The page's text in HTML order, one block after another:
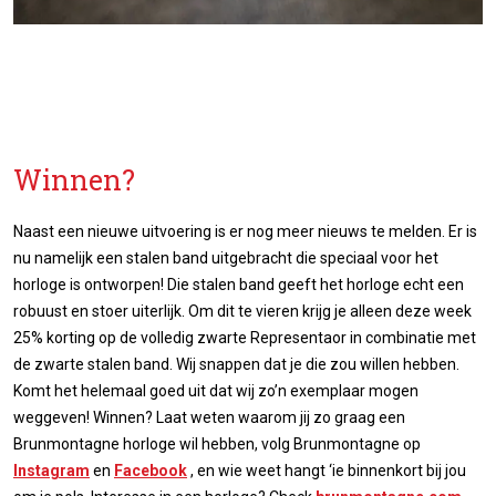
Winnen?
Naast een nieuwe uitvoering is er nog meer nieuws te melden. Er is
nu namelijk een stalen band uitgebracht die speciaal voor het
horloge is ontworpen! Die stalen band geeft het horloge echt een
robuust en stoer uiterlijk. Om dit te vieren krijg je alleen deze week
25% korting op de volledig zwarte Representaor in combinatie met
de zwarte stalen band. Wij snappen dat je die zou willen hebben.
Komt het helemaal goed uit dat wij zo’n exemplaar mogen
weggeven! Winnen? Laat weten waarom jij zo graag een
Brunmontagne horloge wil hebben, volg Brunmontagne op
Instagram en Facebook, en wie weet hangt ‘ie binnenkort bij jou